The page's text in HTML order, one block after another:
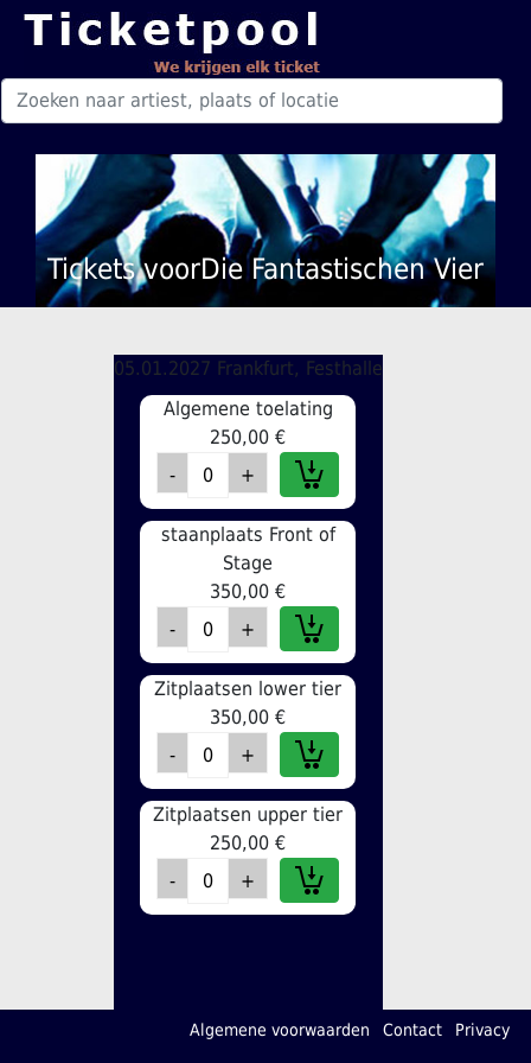
Tickets voorDie Fantastischen Vier
05.01.2027 Frankfurt, Festhalle
Algemene toelating
250,00 €
staanplaats Front of
Stage
350,00 €
Zitplaatsen lower tier
350,00 €
Zitplaatsen upper tier
250,00 €
Algemene voorwaarden Contact Privacy